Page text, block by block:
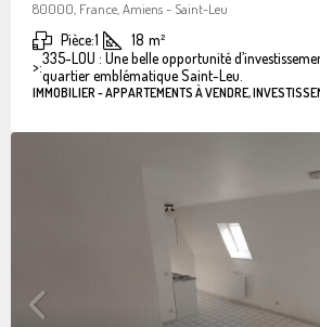
80000, France, Amiens - Saint-Leu
Pièce:1 18 m²
>:335-LOU : Une belle opportunité
quartier emblématique Saint-Leu.
IMMOBILIER - APPARTEMENTS À VENDRE,